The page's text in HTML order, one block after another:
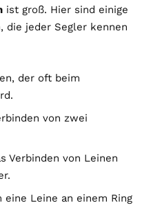
ist groß. Hier sind einige
die jeder Segler kennen
der oft beim
von zwei
Verbinden von Leinen
eine Leine an einem Ring